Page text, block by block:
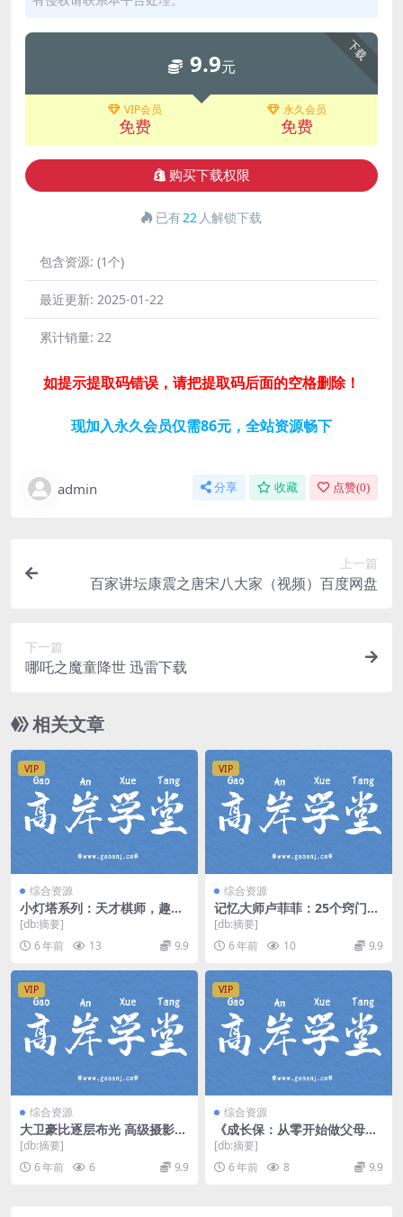
下载
9.9元
VIP会员
免费
永久会员
免费
购买下载权限
已有22 人解锁下载
包含资源: (1个)
最近更新: 2025-01-22
累计销量: 22
如提示提取码错误，请把提取码后面的空格删除！
现加入永久会员仅需86元，全站资源畅下
admin 分享 收藏 点赞(0)
上一篇
百家讲坛康震之唐宋八大家（视频）百度网盘
下一篇
哪吒之魔童降世 迅雷下载
相关文章
VIP
综合资源
小灯塔系列：天才棋师，趣味
学象棋（完结）（标清视频有
水印）百度网盘
[db:摘要]
6 年前
13 9.9
VIP
综合资源
记忆大师卢菲菲：25个窍门让
你“过目不忘”(完结)音频格式
百度网盘
[db:摘要]
6 年前
10 9.9
VIP
综合资源
大卫豪比逐层布光 高级摄影教
程(中文字幕打包)百度网盘
[db:摘要]
6 年前
6 9.9
VIP
综合资源
《成长保：从零开始做父母》
MP3音频 百度网盘下载
[db:摘要]
6 年前
8 9.9